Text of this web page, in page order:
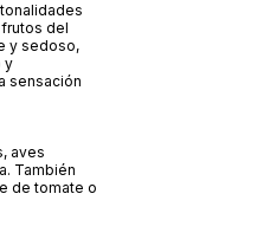
del
y sedoso,
y
sensación
aves
También
de tomate o